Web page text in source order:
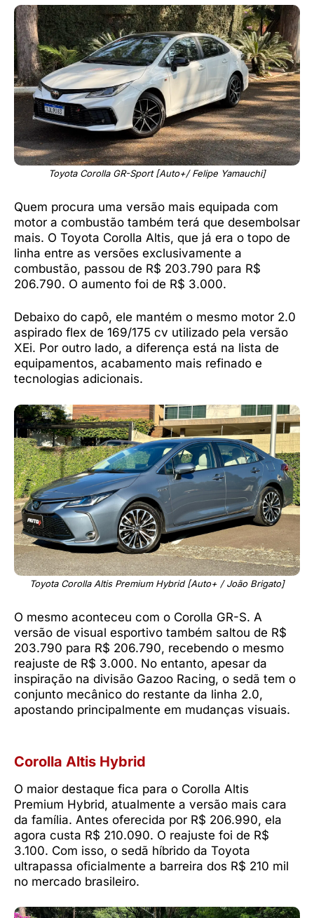
Toyota Corolla GR-Sport [Auto+/ Felipe Yamauchi]
Quem procura uma versão mais equipada com
motor a combustão também terá que desembolsar
mais. O Toyota Corolla Altis, que já era o topo de
linha entre as versões exclusivamente a
combustão, passou de R$ 203.790 para R$
206.790. O aumento foi de R$ 3.000.
Debaixo do capô, ele mantém o mesmo motor 2.0
aspirado flex de 169/175 cv utilizado pela versão
XEi. Por outro lado, a diferença está na lista de
equipamentos, acabamento mais refinado e
tecnologias adicionais.
Toyota Corolla Altis Premium Hybrid [Auto+ / João Brigato]
O mesmo aconteceu com o Corolla GR-S. A
versão de visual esportivo também saltou de R$
203.790 para R$ 206.790, recebendo o mesmo
reajuste de R$ 3.000. No entanto, apesar da
inspiração na divisão Gazoo Racing, o sedã tem o
conjunto mecânico do restante da linha 2.0,
apostando principalmente em mudanças visuais.
Corolla Altis Hybrid
O maior destaque fica para o Corolla Altis
Premium Hybrid, atualmente a versão mais cara
da família. Antes oferecida por R$ 206.990, ela
agora custa R$ 210.090. O reajuste foi de R$
3.100. Com isso, o sedã híbrido da Toyota
ultrapassa oficialmente a barreira dos R$ 210 mil
no mercado brasileiro.